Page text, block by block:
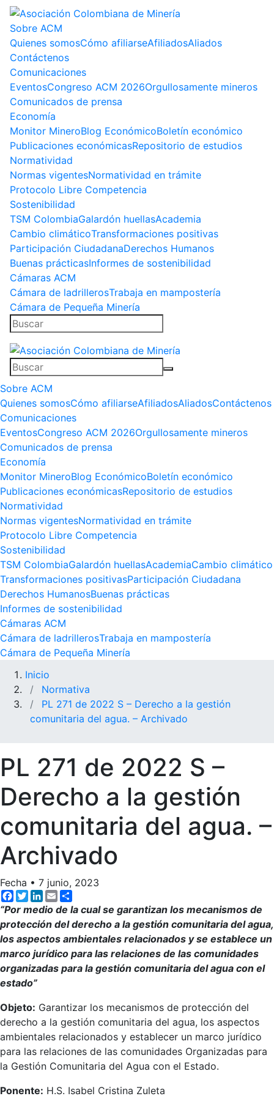
Sobre ACM
Quienes somosCómo afiliarseAfiliadosAliados
Contáctenos
Comunicaciones
EventosCongreso ACM 2026Orgullosamente mineros
Comunicados de prensa
Economía
Monitor MineroBlog EconómicoBoletín económico
Publicaciones económicasRepositorio de estudios
Normatividad
Normas vigentesNormatividad en trámite
Protocolo Libre Competencia
Sostenibilidad
TSM ColombiaGalardón huellasAcademia
Cambio climáticoTransformaciones positivas
Participación CiudadanaDerechos Humanos
Buenas prácticasInformes de sostenibilidad
Cámaras ACM
Cámara de ladrillerosTrabaja en mampostería
Cámara de Pequeña Minería
Sobre ACM
Quienes somosCómo afiliarseAfiliadosAliadosContáctenos
Comunicaciones
EventosCongreso ACM 2026Orgullosamente mineros
Comunicados de prensa
Economía
Monitor MineroBlog EconómicoBoletín económico
Publicaciones económicasRepositorio de estudios
Normatividad
Normas vigentesNormatividad en trámite
Protocolo Libre Competencia
Sostenibilidad
TSM ColombiaGalardón huellasAcademiaCambio climático
Transformaciones positivasParticipación Ciudadana
Derechos HumanosBuenas prácticas
Informes de sostenibilidad
Cámaras ACM
Cámara de ladrillerosTrabaja en mampostería
Cámara de Pequeña Minería
Inicio
Normativa
PL 271 de 2022 S – Derecho a la gestión
comunitaria del agua. – Archivado
PL 271 de 2022 S –
Derecho a la gestión
comunitaria del agua. –
Archivado
Fecha • 7 junio, 2023
Facebook
TwitterLinkedIn
Email
“Por medio de la cual se garantizan los mecanismos de
protección del derecho a la gestión comunitaria del agua,
los aspectos ambientales relacionados y se establece un
marco jurídico para las relaciones de las comunidades
organizadas para la gestión comunitaria del agua con el
estado”
Objeto: Garantizar los mecanismos de protección del
derecho a la gestión comunitaria del agua, los aspectos
ambientales relacionados y establecer un marco jurídico
para las relaciones de las comunidades Organizadas para
la Gestión Comunitaria del Agua con el Estado.
Ponente: H.S. Isabel Cristina Zuleta